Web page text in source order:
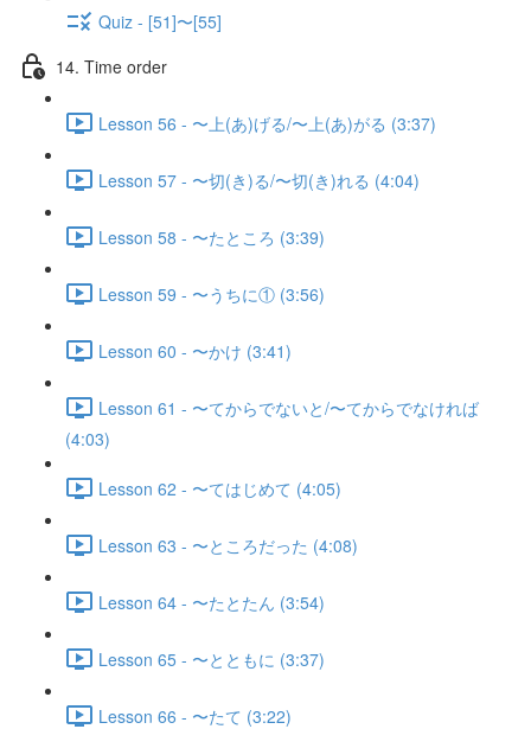
Quiz - [51]〜[55]
14. Time order
Lesson 56 - 〜上(あ)げる/〜上(あ)がる (3:37)
Lesson 57 - 〜切(き)る/〜切(き)れる (4:04)
Lesson 58 - 〜たところ (3:39)
Lesson 59 - 〜うちに① (3:56)
Lesson 60 - 〜かけ (3:41)
Lesson 61 - 〜てからでないと/〜てからでなければ
(4:03)
Lesson 62 - 〜てはじめて (4:05)
Lesson 63 - 〜ところだった (4:08)
Lesson 64 - 〜たとたん (3:54)
Lesson 65 - 〜とともに (3:37)
Lesson 66 - 〜たて (3:22)